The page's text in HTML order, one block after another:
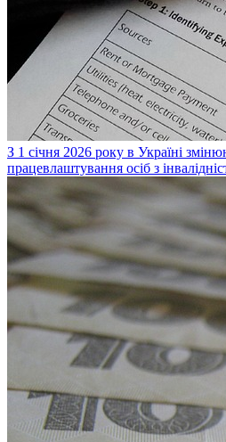
З 1 січня 2026 року в Україні
працевлаштування осіб з